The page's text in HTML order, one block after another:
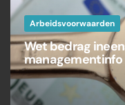
Arbeidsvoorwaarden
Wet bedrag
managementinfo